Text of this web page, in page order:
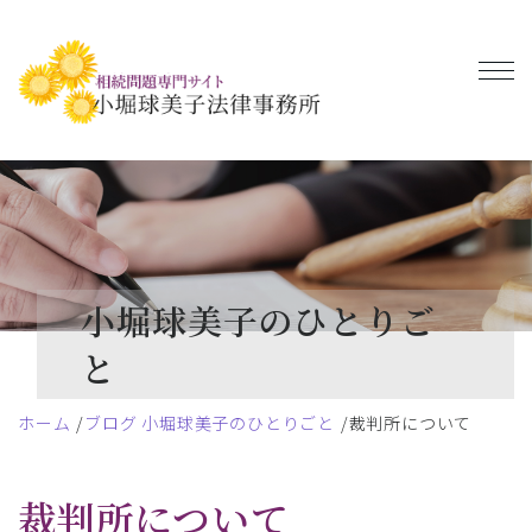
小堀球美子のひとりご
と
ホーム ブログ 小堀球美子のひとりごと 裁判所について
裁判所について